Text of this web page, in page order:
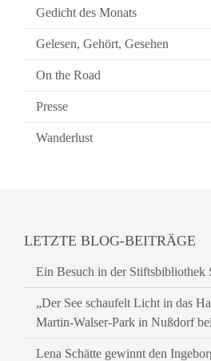
Gedicht des Monats
Gelesen, Gehört, Gesehen
On the Road
Presse
Wanderlust
LETZTE BLOG-BEITRÄGE
Ein Besuch in der Stiftsbibliothek
„Der See schaufelt Licht in das
Martin-Walser-Park in Nußdorf
Lena Schätte gewinnt den